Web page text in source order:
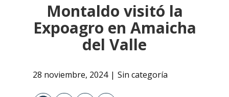
Montaldo visitó la
Expoagro en Amaicha
del Valle
28 noviembre, 2024 Sin categoría